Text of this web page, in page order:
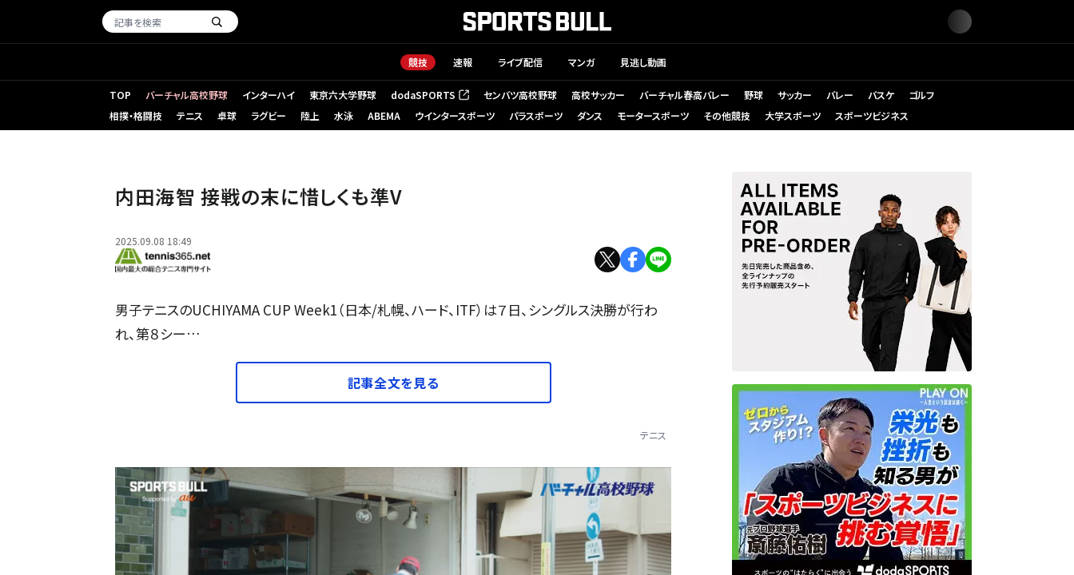
競技 速報 ライブ配信 マンガ 見逃し動画
TOP バーチャル高校野球 インターハイ 東京六大学野球 dodaSPORTS
（新しいタブで開く） センバツ高校野球 高校サッカー バーチャル春高バレー 野球 サッカー バレー バスケ
ゴルフ
相撲・格闘技
テニス 卓球 ラグビー 陸上 水泳 ABEMA ウインタースポーツ パラスポーツ ダンス モータースポーツ その他競技 大学スポーツ スポーツビジネス
内田海智 接戦の末に惜しくも準V
2025.09.08 18:49
男子テニスのUCHIYAMA CUP Week1（日本/札幌、ハード、ITF）は７日、シングルス決勝が行わ
れ、第８シー…
記事全文を見る
テニス